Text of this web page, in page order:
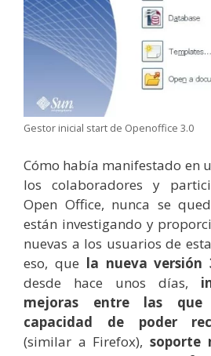
Gestor inicial start de Openoffice 3.0
Cómo había manifestado en
los colaboradores y
Open Office, nunca se
están investigando y
nuevas a los usuarios de
eso, que la nueva versión
desde hace unos días,
mejoras entre las que
capacidad de poder
(similar a Firefox), soporte